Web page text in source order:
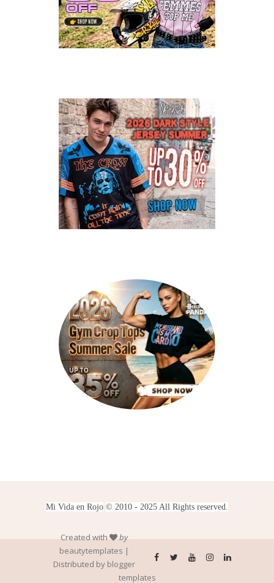
Mi Vida en Rojo © 2010 - 2025 All Rights reserved.
Created with
by
beautytemplates |
Distributed by blogger
templates